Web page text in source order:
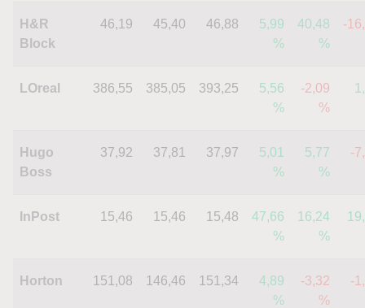
H&R
Block
46,19 45,40 46,88
5,99
%
40,48
%
-
LOreal 386,55 385,05 393,25
5,56
%
-2,09
%
Hugo
Boss
37,92 37,81 37,97
5,01
%
5,77
%
-
InPost 15,46 15,46 15,48
47,66
%
16,24
%
Horton 151,08 146,46 151,34
4,89
%
-3,32
%
-